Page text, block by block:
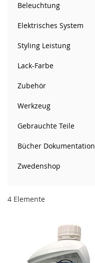
4 Elemente
Beleuchtung
Elektrisches System
Styling Leistung
Lack-Farbe
Zubehör
Werkzeug
Gebrauchte Teile
Bücher Dokumentation
Zwedenshop